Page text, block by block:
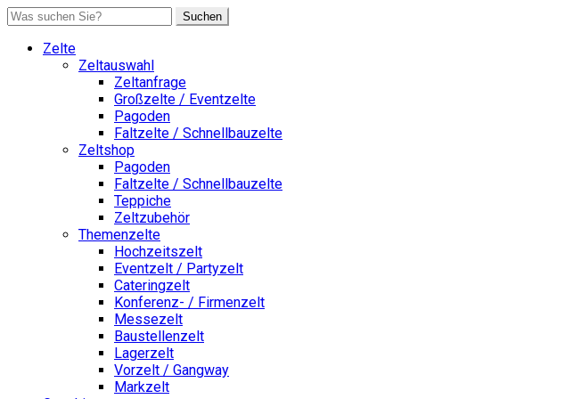
Suchen
Zelte
Zeltauswahl
Zeltanfrage
Großzelte / Eventzelte
Pagoden
Faltzelte / Schnellbauzelte
Zeltshop
Pagoden
Faltzelte / Schnellbauzelte
Teppiche
Zeltzubehör
Themenzelte
Hochzeitszelt
Eventzelt / Partyzelt
Cateringzelt
Konferenz- / Firmenzelt
Messezelt
Baustellenzelt
Lagerzelt
Vorzelt / Gangway
Markzelt